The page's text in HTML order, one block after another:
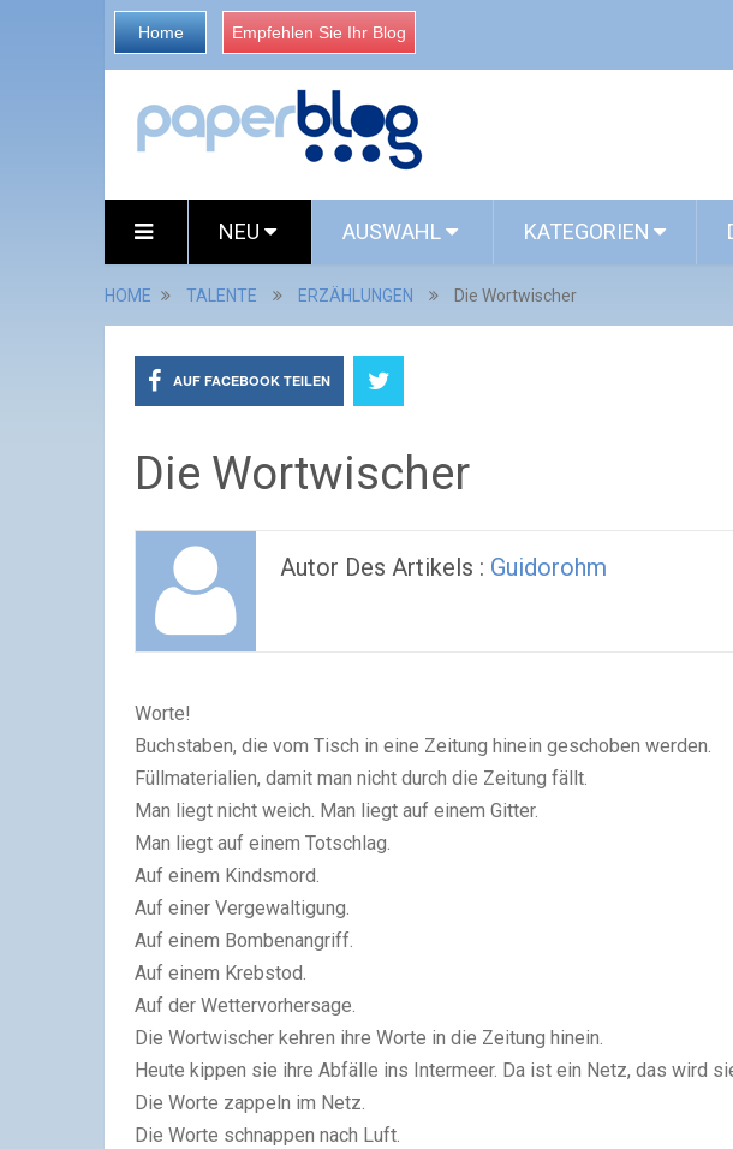
Home Empfehlen Sie Ihr Blog
NEU AUSWAHL KATEGORIEN
HOME TALENTE ERZÄHLUNGEN Die Wortwischer
AUF FACEBOOK TEILEN
Die Wortwischer
Autor Des Artikels : Guidorohm
Worte!
Buchstaben, die vom Tisch in eine Zeitung hinein geschoben werden.
Füllmaterialien, damit man nicht durch die Zeitung fällt.
Man liegt nicht weich. Man liegt auf einem Gitter.
Man liegt auf einem Totschlag.
Auf einem Kindsmord.
Auf einer Vergewaltigung.
Auf einem Bombenangriff.
Auf einem Krebstod.
Auf der Wettervorhersage.
Die Wortwischer kehren ihre Worte in die Zeitung hinein.
Heute kippen sie ihre Abfälle ins Intermeer. Da ist ein Netz, das wird
Die Worte zappeln im Netz.
Die Worte schnappen nach Luft.